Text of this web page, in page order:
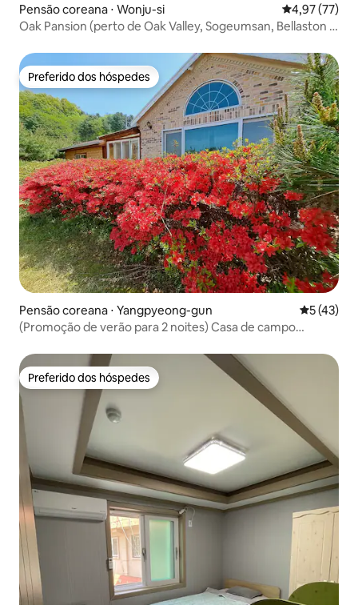
Pensão coreana ⋅ Wonju-si 4,97 de uma
4,97 (77)
Oak Pansion (perto de Oak Valley, Sogeumsan, Bellaston e
Preferido dos hóspedes
Preferido dos hóspedes
Pensão coreana ⋅ Yangpyeong-gun 5 de uma
5 (43)
(Promoção de verão para 2 noites) Casa de campo
Dongyangpyeong
Preferido dos hóspedes
Preferido dos hóspedes